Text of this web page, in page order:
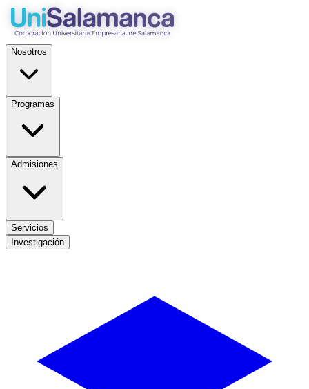
Nosotros
Programas
Admisiones
Servicios
Investigación